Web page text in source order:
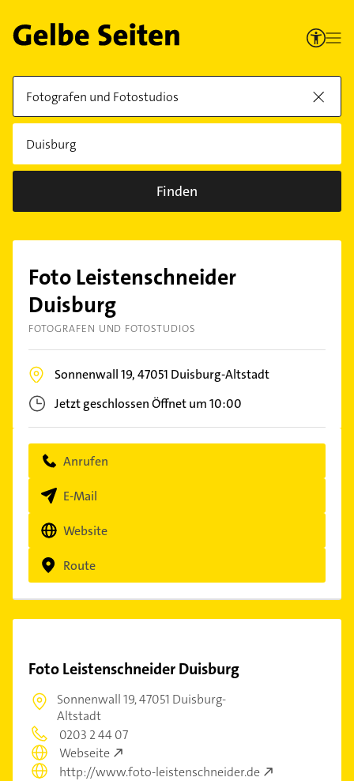
Finden
Foto Leistenschneider
Duisburg
FOTOGRAFEN UND FOTOSTUDIOS
Sonnenwall 19,47051 Duisburg-Altstadt
Jetzt geschlossenÖffnet um 10:00
Anrufen
E-Mail
Website
Route
Foto Leistenschneider Duisburg
Sonnenwall 19,47051 Duisburg-
Altstadt
0203 2 44 07
Webseite
http://www.foto-leistenschneider.de